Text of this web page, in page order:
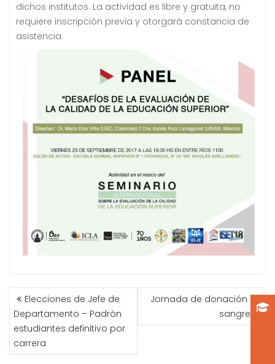
dichos institutos. La actividad es libre y gratuita, no
requiere inscripción previa y otorgará constancia de
asistencia.
NAVEGACIÓN
DE
ENTRADAS
Elecciones de Jefe de
Departamento – Padrón
estudiantes definitivo por
carrera
Jornada de donación de
sangre